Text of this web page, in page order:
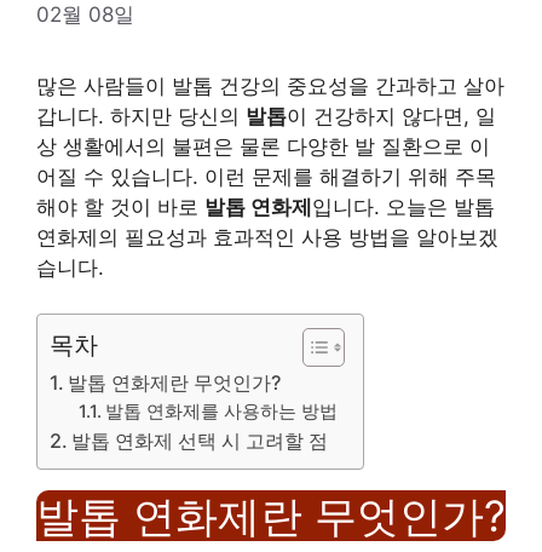
02월 08일
많은 사람들이 발톱 건강의 중요성을 간과하고 살아
갑니다. 하지만 당신의 발톱이 건강하지 않다면, 일
상 생활에서의 불편은 물론 다양한 발 질환으로 이
어질 수 있습니다. 이런 문제를 해결하기 위해 주목
해야 할 것이 바로 발톱 연화제입니다. 오늘은 발톱
연화제의 필요성과 효과적인 사용 방법을 알아보겠
습니다.
목차
발톱 연화제란 무엇인가?
발톱 연화제를 사용하는 방법
발톱 연화제 선택 시 고려할 점
발톱 연화제란 무엇인가?